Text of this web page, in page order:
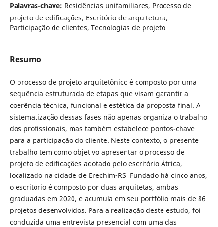
Palavras-chave: Residências unifamiliares, Processo de
projeto de edificações, Escritório de arquitetura,
Participação de clientes, Tecnologias de projeto
Resumo
O processo de projeto arquitetônico é composto por uma
sequência estruturada de etapas que visam garantir a
coerência técnica, funcional e estética da proposta final. A
sistematização dessas fases não apenas organiza o trabalho
dos profissionais, mas também estabelece pontos-chave
para a participação do cliente. Neste contexto, o presente
trabalho tem como objetivo apresentar o processo de
projeto de edificações adotado pelo escritório Átrica,
localizado na cidade de Erechim-RS. Fundado há cinco anos,
o escritório é composto por duas arquitetas, ambas
graduadas em 2020, e acumula em seu portfólio mais de 86
projetos desenvolvidos. Para a realização deste estudo, foi
conduzida uma entrevista presencial com uma das